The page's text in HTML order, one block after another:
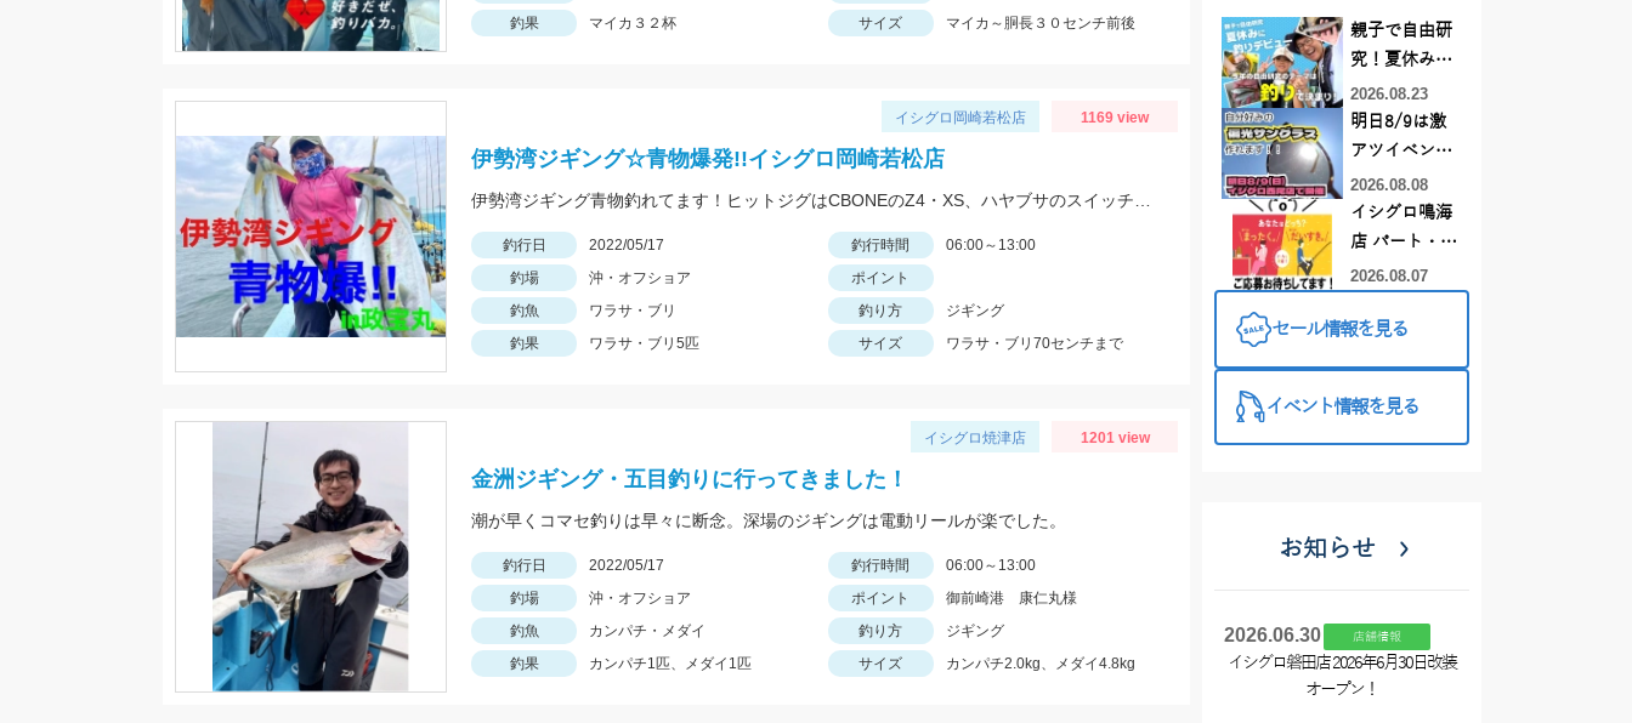
釣果
マイカ３２杯 サイズ マイカ～胴長３０センチ前後
イシグロ岡崎若松店 1169 view
伊勢湾ジギング☆青物爆発!!イシグロ岡崎若松店
釣行日 2022/05/17 釣行時間
06:00～13:00
釣場
沖・オフショア
ポイント
釣魚
ワラサ・ブリ 釣り方
ジギング
釣果
ワラサ・ブリ5匹 サイズ ワラサ・ブリ70センチまで
イシグロ焼津店 1201 view
金洲ジギング・五目釣りに行ってきました！
潮が早くコマセ釣りは早々に断念。深場のジギングは電動リールが楽でした。
釣行日 2022/05/17 釣行時間
06:00～13:00
釣場
沖・オフショア ポイント
御前崎港 康仁丸様
釣魚
カンパチ・メダイ 釣り方
ジギング
釣果
カンパチ1匹、メダイ1匹 サイズ カンパチ2.0kg、メダイ4.8kg
親子で自由研
究！夏休みに
釣りデビュー
2026.08.23
明日8/9は激
アツイベント
日！！！～オ
ーダー偏光グ
ラス受注会～
2026.08.08
イシグロ鳴海
店 パート・ア
ルバイトスタ
募集中！
2026.08.07
セール情報を見る
イベント情報を見る
お知らせ
2026.06.30 店舗情報
イシグロ磐田店 2026年6月30日改装
オープン！